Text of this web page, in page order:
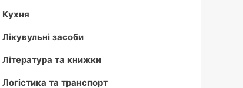
Кухня
Лікувульні засоби
Література та книжки
Логістика та транспорт